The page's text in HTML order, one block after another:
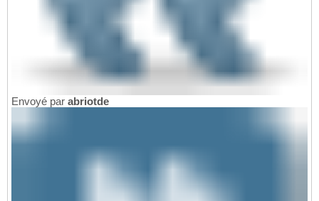
Envoyé par abriotde